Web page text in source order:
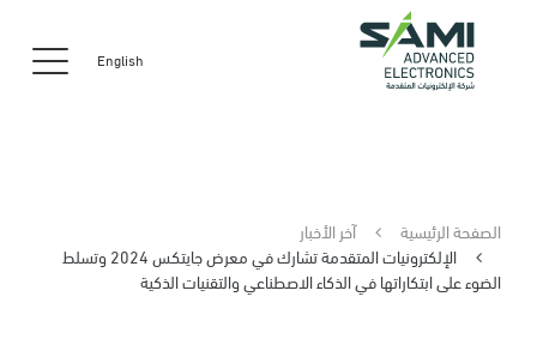
English
الصفحة الرئيسية
آخر الأخبار
الإلكترونيات المتقدمة تشارك في معرض جايتكس 2024 وتسلط
الضوء على ابتكاراتها في الذكاء الاصطناعي والتقنيات الذكية